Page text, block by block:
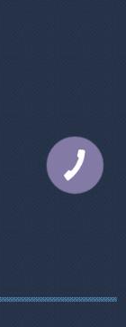
КНОПКА
ЗВ'ЯЗКУ